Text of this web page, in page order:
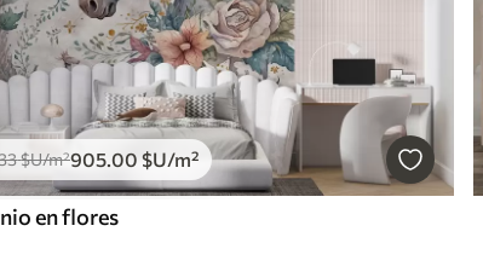
$U/m²905 .00 $U/m²
en flores